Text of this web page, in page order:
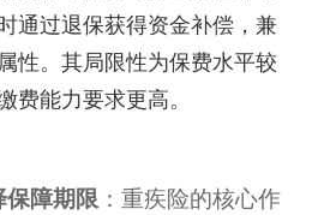
通过退保获得资金补偿，兼
性。其局限性为保费水平较
费能力要求更高。
保障期限 ：重疾险的核心作